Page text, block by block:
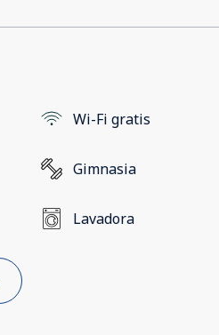
Wi-Fi gratis
Gimnasia
Lavadora